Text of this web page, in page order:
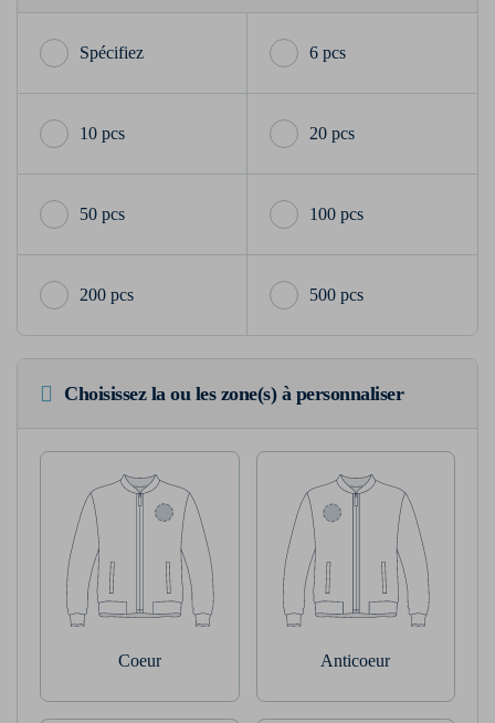
6 pcs
10 pcs 20 pcs
50 pcs 100 pcs
200 pcs 500 pcs
Choisissez la ou les zone(s) à personnaliser
Coeur Anticoeur